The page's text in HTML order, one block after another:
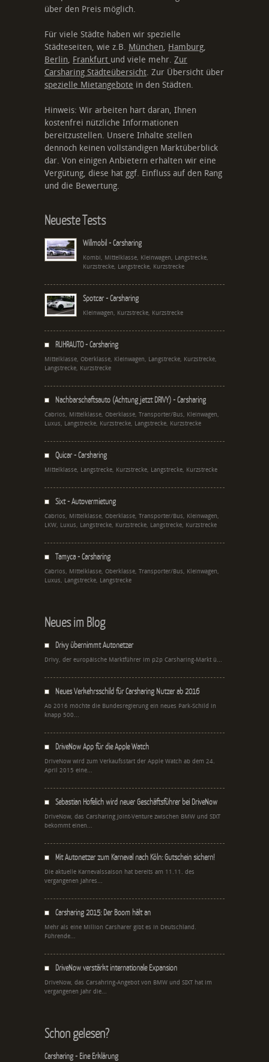
über den Preis möglich.
Für viele Städte haben wir spezielle
Städteseiten, wie z.B. München, Hamburg,
Berlin, Frankfurt und viele mehr. Zur
Carsharing Städteübersicht. Zur Übersicht über
spezielle Mietangebote in den Städten.
Hinweis: Wir arbeiten hart daran, Ihnen
kostenfrei nützliche Informationen
bereitzustellen. Unsere Inhalte stellen
dennoch keinen vollständigen Marktüberblick
dar. Von einigen Anbietern erhalten wir eine
Vergütung, diese hat ggf. Einfluss auf den Rang
und die Bewertung.
Neueste Tests
Willmobil - Carsharing
Kombi, Mittelklasse, Kleinwagen, Langstrecke,
Kurzstrecke, Langstrecke, Kurzstrecke
Spotcar - Carsharing
Kleinwagen, Kurzstrecke, Kurzstrecke
RUHRAUTO - Carsharing
Mittelklasse, Oberklasse, Kleinwagen, Langstrecke, Kurzstrecke,
Langstrecke, Kurzstrecke
Nachbarschaftsauto (Achtung jetzt DRIVY) - Carsharing
Cabrios, Mittelklasse, Oberklasse, Transporter/Bus, Kleinwagen,
Luxus, Langstrecke, Kurzstrecke, Langstrecke, Kurzstrecke
Quicar - Carsharing
Mittelklasse, Langstrecke, Kurzstrecke, Langstrecke, Kurzstrecke
Sixt - Autovermietung
Cabrios, Mittelklasse, Oberklasse, Transporter/Bus, Kleinwagen,
LKW, Luxus, Langstrecke, Kurzstrecke, Langstrecke, Kurzstrecke
Tamyca - Carsharing
Cabrios, Mittelklasse, Oberklasse, Transporter/Bus, Kleinwagen,
Luxus, Langstrecke, Langstrecke
Neues im Blog
Drivy übernimmt Autonetzer
Drivy, der europäische Marktführer im p2p Carsharing-Markt ü...
Neues Verkehrsschild für Carsharing Nutzer ab 2016
Ab 2016 möchte die Bundesregierung ein neues Park-Schild in
knapp 500...
DriveNow App für die Apple Watch
DriveNow wird zum Verkaufsstart der Apple Watch ab dem 24.
April 2015 eine...
Sebastian Hofelich wird neuer Geschäftsführer bei DriveNow
DriveNow, das Carsharing Joint-Venture zwischen BMW und SIXT
bekommt einen...
Mit Autonetzer zum Karneval nach Köln: Gutschein sichern!
Die aktuelle Karnevalssaison hat bereits am 11.11. des
vergangenen Jahres...
Carsharing 2015: Der Boom hält an
Mehr als eine Million Carsharer gibt es in Deutschland.
Führende...
DriveNow verstärkt internationale Expansion
DriveNow, das Carsahring-Angebot von BMW und SIXT hat im
vergangenen Jahr die...
Schon gelesen?
Carsharing - Eine Erklärung